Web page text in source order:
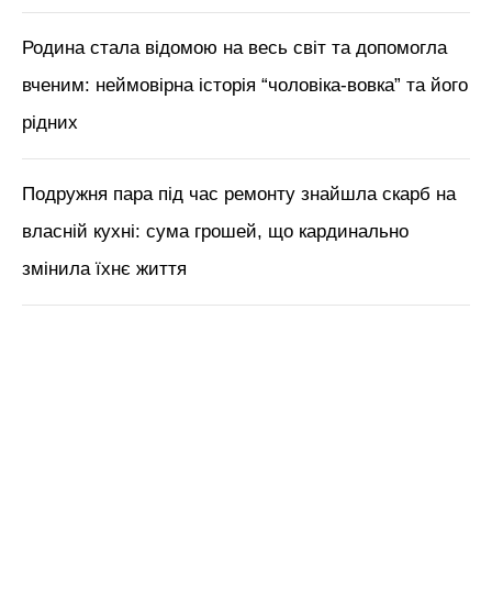
Родина стала відомою на весь світ та допомогла
вченим: неймовірна історія “чоловіка-вовка” та його
рідних
Подружня пара під час ремонту знайшла скарб на
власній кухні: сума грошей, що кардинально
змінила їхнє життя